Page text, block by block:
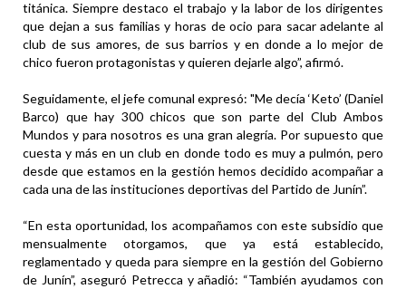
titánica. Siempre destaco el trabajo y la labor de los dirigentes
que dejan a sus familias y horas de ocio para sacar adelante al
club de sus amores, de sus barrios y en donde a lo mejor de
chico fueron protagonistas y quieren dejarle algo”, afirmó.
Seguidamente, el jefe comunal expresó: "Me decía ‘Keto’ (Daniel
Barco) que hay 300 chicos que son parte del Club Ambos
Mundos y para nosotros es una gran alegría. Por supuesto que
cuesta y más en un club en donde todo es muy a pulmón, pero
desde que estamos en la gestión hemos decidido acompañar a
cada una de las instituciones deportivas del Partido de Junín”.
“En esta oportunidad, los acompañamos con este subsidio que
mensualmente otorgamos, que ya está establecido,
reglamentado y queda para siempre en la gestión del Gobierno
de Junín”, aseguró Petrecca y añadió: “También ayudamos con